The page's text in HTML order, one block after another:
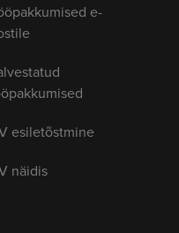
e-
esiletõstmine
näidis